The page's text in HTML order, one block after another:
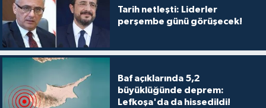
Tarih netleşti: Liderler
perşembe günü görüşecek!
Baf açıklarında 5,2
büyüklüğünde deprem:
Lefkoşa'da da hissedildi!